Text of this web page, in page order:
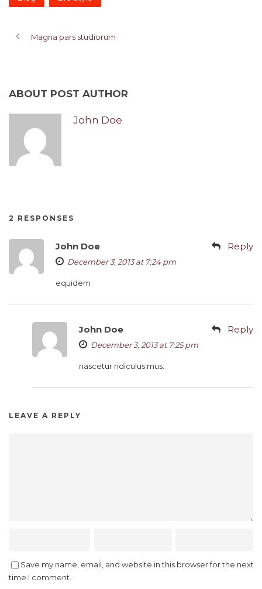
Magna pars studiorum
ABOUT POST AUTHOR
John Doe
2 RESPONSES
John Doe
December 3, 2013 at 7:24 pm
Reply
equidem
John Doe
December 3, 2013 at 7:25 pm
Reply
nascetur ridiculus mus.
LEAVE A REPLY
Save my name, email, and website in this browser for the next
time I comment.